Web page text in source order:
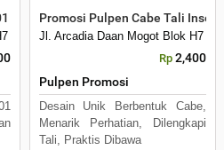
Custom Logo
No 16 Daan Mogot Km 21. Kecamatan
Promosi Pulpen Cabe Tali Insert
Jl. Arcadia Daan Mogot Blok H7
Rp 2,400
Pulpen Promosi
Desain Unik Berbentuk Cabe,
Menarik Perhatian, Dilengkapi
Tali, Praktis Dibawa